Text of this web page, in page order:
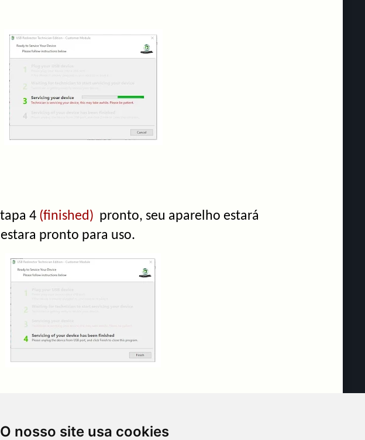
O nosso site usa cookies
4 (finished) pronto, seu aparelho estará
pronto para uso.
na conclusão solicite suporte